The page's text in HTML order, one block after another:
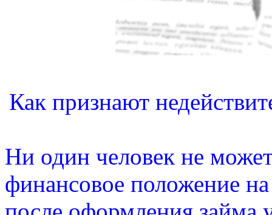
Как признают
Ни один человек не
финансовое положение